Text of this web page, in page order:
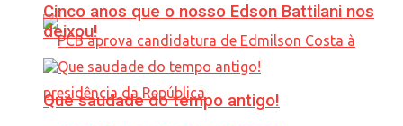
Cinco anos que o nosso Edson Battilani nos
deixou!
Que saudade do tempo antigo!